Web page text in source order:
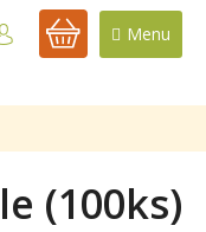
NÁKUPNÍ
(100ks)